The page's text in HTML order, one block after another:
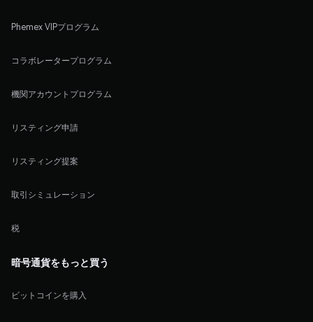
Phemex VIPプログラム
コラボレータープログラム
機関アカウントプログラム
リスティング申請
リスティング提案
取引シミュレーション
税
暗号通貨をもっと買う
ビットコインを購入